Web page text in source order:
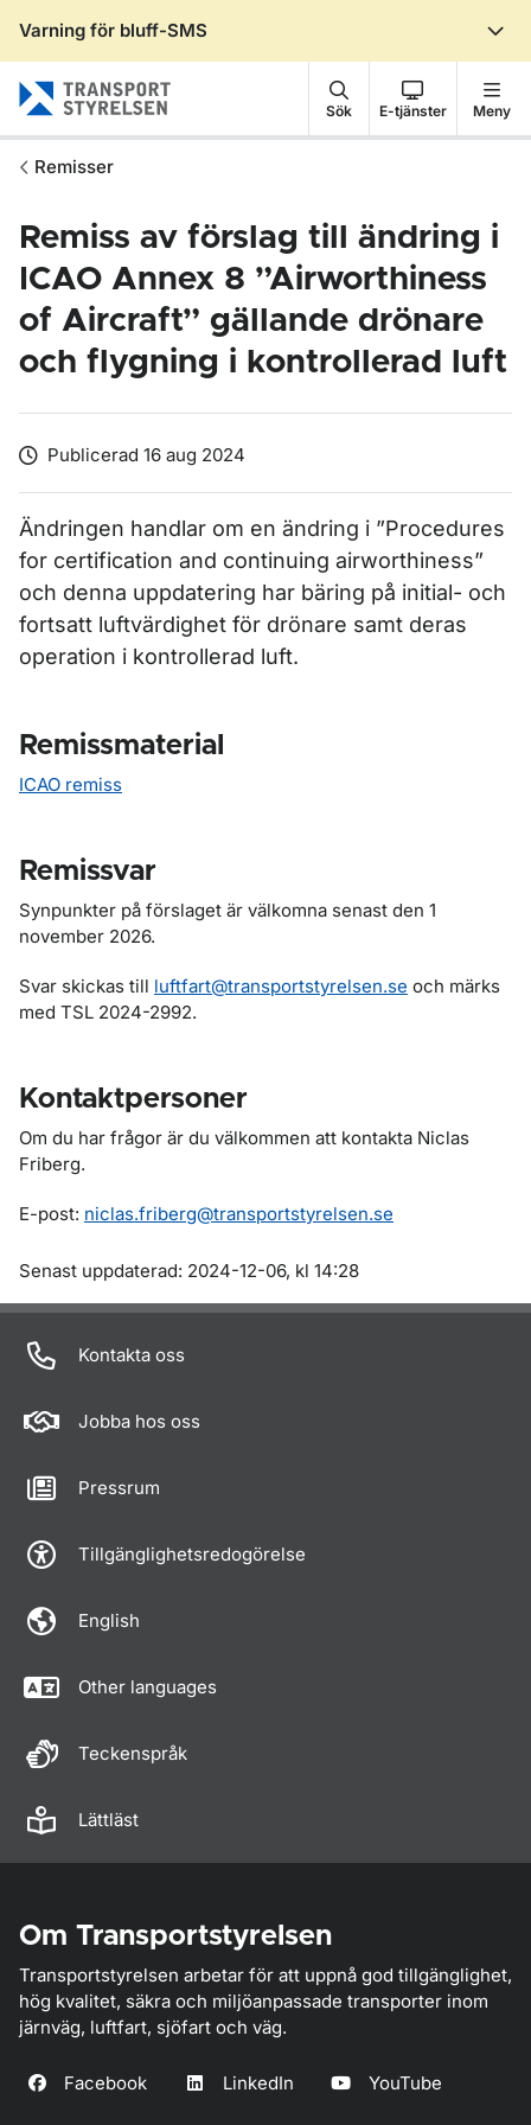
Varning för bluff-SMS
Sök E-tjänster Meny
Remisser
Remiss av förslag till ändring i
ICAO Annex 8 ”Airworthiness
of Aircraft” gällande drönare
och flygning i kontrollerad luft
Publicerad 16 aug 2024
Ändringen handlar om en ändring i ”Procedures
for certification and continuing airworthiness”
och denna uppdatering har bäring på initial- och
fortsatt luftvärdighet för drönare samt deras
operation i kontrollerad luft.
Remissmaterial
ICAO remiss
Remissvar
Synpunkter på förslaget är välkomna senast den 1
november 2026.
Svar skickas till luftfart@transportstyrelsen.se och märks
med TSL 2024-2992.
Kontaktpersoner
Om du har frågor är du välkommen att kontakta Niclas
Friberg.
E-post: niclas.friberg@transportstyrelsen.se
Om sidan
Senast uppdaterad: 2024-12-06, kl 14:28
Kontakta oss
Jobba hos oss
Pressrum
Tillgänglighetsredogörelse
English
Other languages
Teckenspråk
Lättläst
Om Transportstyrelsen
Transportstyrelsen arbetar för att uppnå god tillgänglighet,
hög kvalitet, säkra och miljöanpassade transporter inom
järnväg, luftfart, sjöfart och väg.
Facebook LinkedIn YouTube